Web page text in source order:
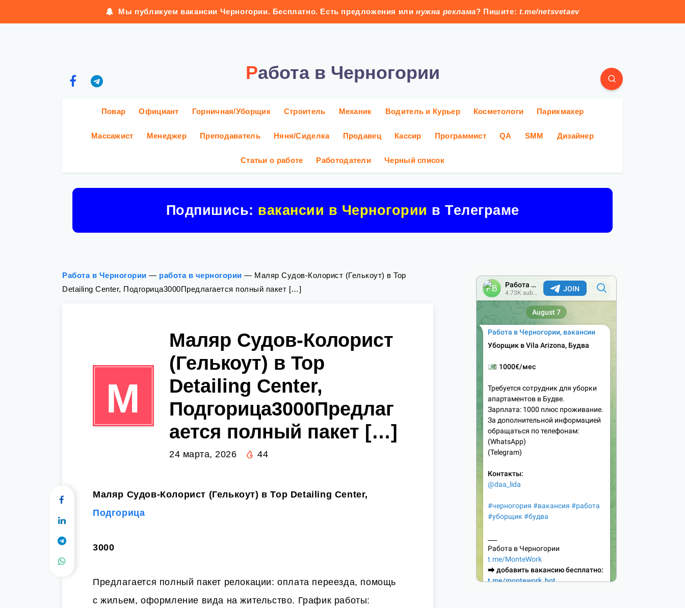
Мы публикуем вакансии Черногории. Бесплатно. Есть предложения или нужна реклама? Пишите: t.me/netsvetaev
Работа в Черногории
Повар Официант Горничная/Уборщик Строитель Механик Водитель и Курьер Косметологи Парикмахер
Массажист Менеджер Преподаватель Няня/Сиделка Продавец Кассир Программист QA SMM Дизайнер
Статьи о работе Работодатели Черный список
Подпишись: вакансии в Черногории в Телеграме
Работа в Черногории — работа в черногории — Маляр Судов-Колорист (Гелькоут) в Top
Detailing Center, Подгорица3000Предлагается полный пакет […]
М
Маляр Судов-Колорист
(Гелькоут) в Top
Detailing Center,
Подгорица3000Предлаг
ается полный пакет […]
24 марта, 2026 44
Маляр Судов-Колорист (Гелькоут) в Top Detailing Center,
Подгорица
3000
Предлагается полный пакет релокации: оплата переезда, помощь
с жильем, оформление вида на жительство. График работы: